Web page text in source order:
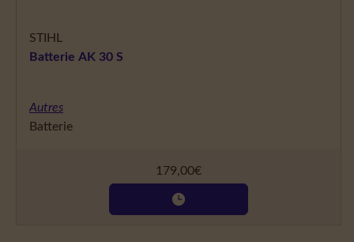
STIHL
Batterie AK 30 S
Autres
Batterie
179,00€